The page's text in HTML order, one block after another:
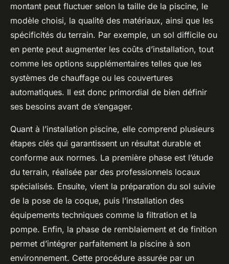
montant peut fluctuer selon la taille de la piscine, le
modèle choisi, la qualité des matériaux, ainsi que les
spécificités du terrain. Par exemple, un sol difficile ou
en pente peut augmenter les coûts d’installation, tout
comme les options supplémentaires telles que les
systèmes de chauffage ou les couvertures
automatiques. Il est donc primordial de bien définir
ses besoins avant de s’engager.
Quant à l’installation piscine, elle comprend plusieurs
étapes clés qui garantissent un résultat durable et
conforme aux normes. La première phase est l’étude
du terrain, réalisée par des professionnels locaux
spécialisés. Ensuite, vient la préparation du sol suivie
de la pose de la coque, puis l’installation des
équipements techniques comme la filtration et la
pompe. Enfin, la phase de remblaiement et de finition
permet d’intégrer parfaitement la piscine à son
environnement. Cette procédure assurée par un